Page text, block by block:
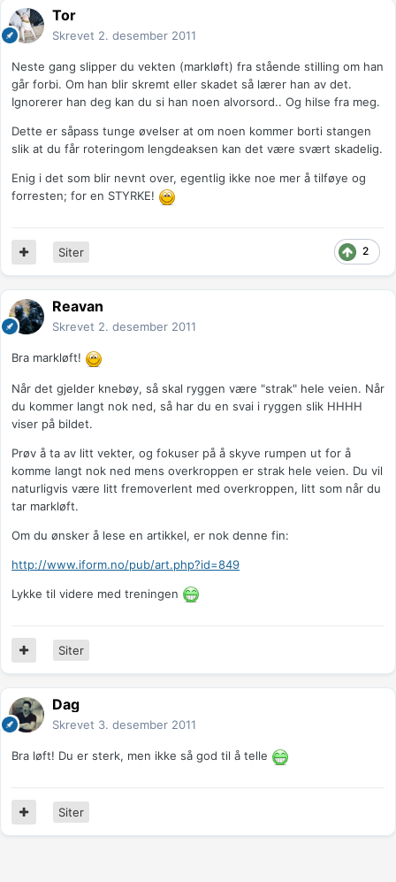
Tor
Skrevet 2. desember 2011
Neste gang slipper du vekten (markløft) fra stående stilling om han
går forbi. Om han blir skremt eller skadet så lærer han av det.
Ignorerer han deg kan du si han noen alvorsord.. Og hilse fra meg.
Dette er såpass tunge øvelser at om noen kommer borti stangen
slik at du får roteringom lengdeaksen kan det være svært skadelig.
Enig i det som blir nevnt over, egentlig ikke noe mer å tilføye og
forresten; for en STYRKE!
2
Siter
Reavan
Skrevet 2. desember 2011
Bra markløft!
Når det gjelder knebøy, så skal ryggen være "strak" hele veien. Når
du kommer langt nok ned, så har du en svai i ryggen slik HHHH
viser på bildet.
Prøv å ta av litt vekter, og fokuser på å skyve rumpen ut for å
komme langt nok ned mens overkroppen er strak hele veien. Du vil
naturligvis være litt fremoverlent med overkroppen, litt som når du
tar markløft.
Om du ønsker å lese en artikkel, er nok denne fin:
http://www.iform.no/pub/art.php?id=849
Lykke til videre med treningen
Siter
Dag
Skrevet 3. desember 2011
Bra løft! Du er sterk, men ikke så god til å telle
Siter